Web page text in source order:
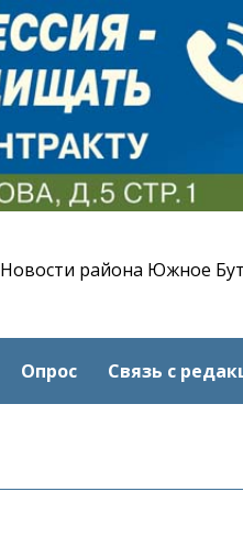
Новости района Южное
Опрос Связь с